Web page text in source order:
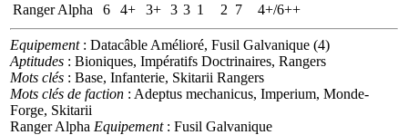
Ranger Alpha
6 4+ 3+ 3 3 1 2 7 4+/6++
Equipement: Datacâble Amélioré, Fusil Galvanique (4)
Aptitudes : Bioniques, Impératifs Doctrinaires, Rangers
Mots clés : Base, Infanterie, Skitarii Rangers
Mots clés de faction : Adeptus mechanicus, Imperium, Monde-
Forge, Skitarii
Ranger Alpha Equipement: Fusil Galvanique